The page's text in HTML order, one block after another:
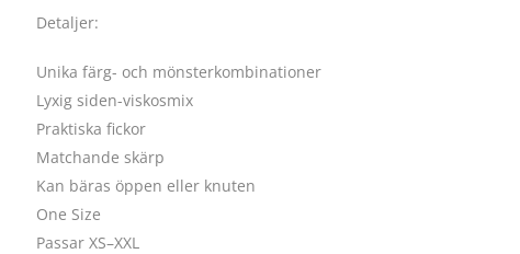
Detaljer:
Unika färg- och mönsterkombinationer
Lyxig siden-viskosmix
Praktiska fickor
Matchande skärp
Kan bäras öppen eller knuten
One Size
Passar XS–XXL